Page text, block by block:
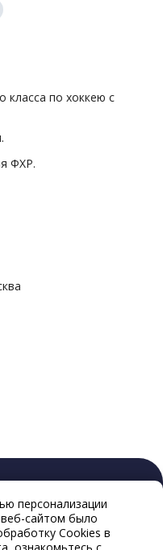
по хоккею с
ФХР.
персонализации
сайтом было
Cookies в